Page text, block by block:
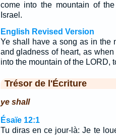
come into the mountain of
Israel.
English Revised Version
Ye shall have a song as in the
and gladness of heart, as
into the mountain of the LORD,
Trésor de l'Écriture
ye shall
Ésaïe 12:1
Tu diras en ce jour-là: Je te